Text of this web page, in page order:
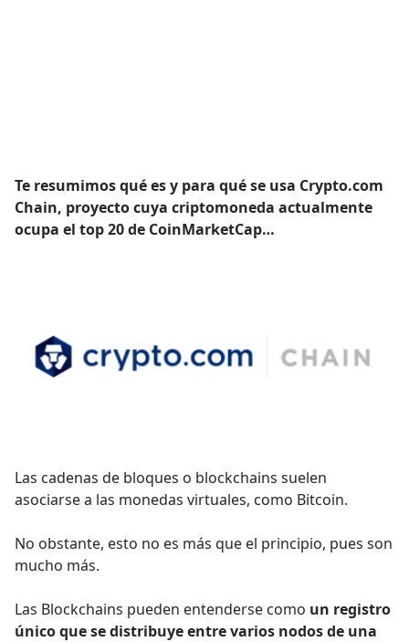
Te resumimos qué es y para qué se usa Crypto.com
Chain, proyecto cuya criptomoneda actualmente
ocupa el top 20 de CoinMarketCap…
Las cadenas de bloques o blockchains suelen
asociarse a las monedas virtuales, como Bitcoin.
No obstante, esto no es más que el principio, pues son
mucho más.
Las Blockchains pueden entenderse como un registro
único que se distribuye entre varios nodos de una